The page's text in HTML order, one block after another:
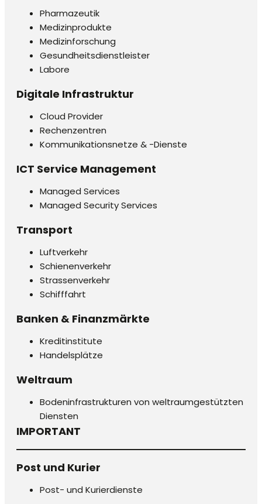
Pharmazeutik
Medizinprodukte
Medizinforschung
Gesundheitsdienstleister
Labore
Digitale Infrastruktur
Cloud Provider
Rechenzentren
Kommunikationsnetze & -Dienste
ICT Service Management
Managed Services
Managed Security Services
Transport
Luftverkehr
Schienenverkehr
Strassenverkehr
Schifffahrt
Banken & Finanzmärkte
Kreditinstitute
Handelsplätze
Weltraum
Bodeninfrastrukturen von weltraumgestützten
Diensten
IMPORTANT
Post und Kurier
Post- und Kurierdienste